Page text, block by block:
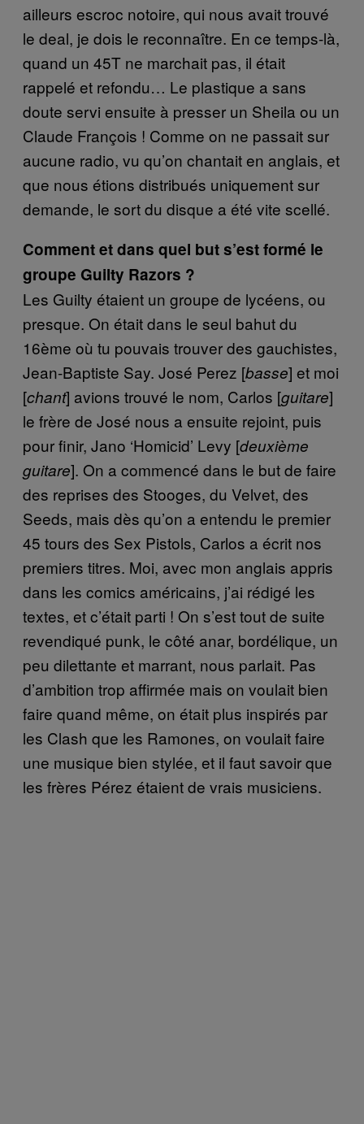
ailleurs escroc notoire, qui nous avait trouvé
le deal, je dois le reconnaître. En ce temps-là,
quand un 45T ne marchait pas, il était
rappelé et refondu… Le plastique a sans
doute servi ensuite à presser un Sheila ou un
Claude François ! Comme on ne passait sur
aucune radio, vu qu’on chantait en anglais, et
que nous étions distribués uniquement sur
demande, le sort du disque a été vite scellé.
Comment et dans quel but s’est formé le
groupe Guilty Razors ?
Les Guilty étaient un groupe de lycéens, ou
presque. On était dans le seul bahut du
16ème où tu pouvais trouver des gauchistes,
Jean-Baptiste Say. José Perez [basse] et moi
[chant] avions trouvé le nom, Carlos [guitare]
le frère de José nous a ensuite rejoint, puis
pour finir, Jano ‘Homicid’ Levy [deuxième
guitare]. On a commencé dans le but de faire
des reprises des Stooges, du Velvet, des
Seeds, mais dès qu’on a entendu le premier
45 tours des Sex Pistols, Carlos a écrit nos
premiers titres. Moi, avec mon anglais appris
dans les comics américains, j’ai rédigé les
textes, et c’était parti ! On s’est tout de suite
revendiqué punk, le côté anar, bordélique, un
peu dilettante et marrant, nous parlait. Pas
d’ambition trop affirmée mais on voulait bien
faire quand même, on était plus inspirés par
les Clash que les Ramones, on voulait faire
une musique bien stylée, et il faut savoir que
les frères Pérez étaient de vrais musiciens.